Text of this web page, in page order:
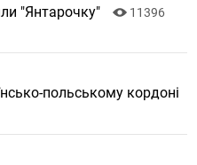
"Янтарочку"
11396
польському кордоні